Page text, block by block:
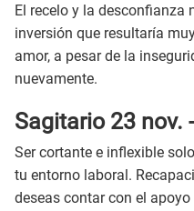
El recelo y la desconfianza
inversión que resultaría
amor, a pesar de la
nuevamente.
Sagitario 23 nov.
Ser cortante e inflexible
tu entorno laboral.
deseas contar con el